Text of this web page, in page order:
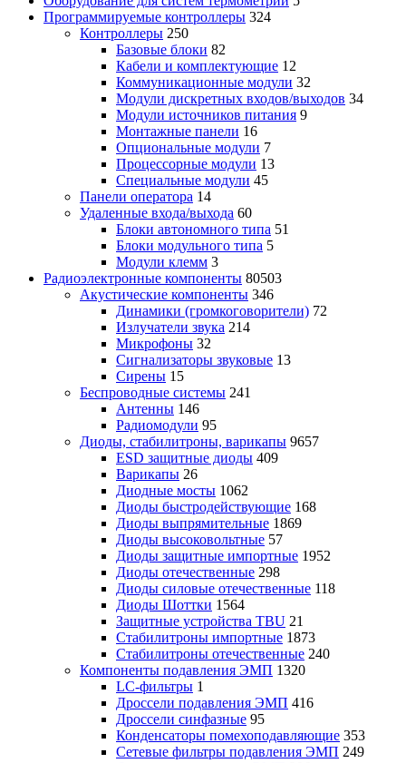
Программируемые контроллеры 324
Контроллеры 250
Базовые блоки 82
Кабели и комплектующие 12
Коммуникационные модули 32
Модули дискретных входов/выходов 34
Модули источников питания 9
Монтажные панели 16
Опциональные модули 7
Процессорные модули 13
Специальные модули 45
Панели оператора 14
Удаленные входа/выхода 60
Блоки автономного типа 51
Блоки модульного типа 5
Модули клемм 3
Радиоэлектронные компоненты 80503
Акустические компоненты 346
Динамики (громкоговорители) 72
Излучатели звука 214
Микрофоны 32
Сигнализаторы звуковые 13
Сирены 15
Беспроводные системы 241
Антенны 146
Радиомодули 95
Диоды, стабилитроны, варикапы 9657
ESD защитные диоды 409
Варикапы 26
Диодные мосты 1062
Диоды быстродействующие 168
Диоды выпрямительные 1869
Диоды высоковольтные 57
Диоды защитные импортные 1952
Диоды отечественные 298
Диоды силовые отечественные 118
Диоды Шоттки 1564
Защитные устройства TBU 21
Стабилитроны импортные 1873
Стабилитроны отечественные 240
Компоненты подавления ЭМП 1320
LC-фильтры 1
Дроссели подавления ЭМП 416
Дроссели синфазные 95
Конденсаторы помехоподавляющие 353
Сетевые фильтры подавления ЭМП 249